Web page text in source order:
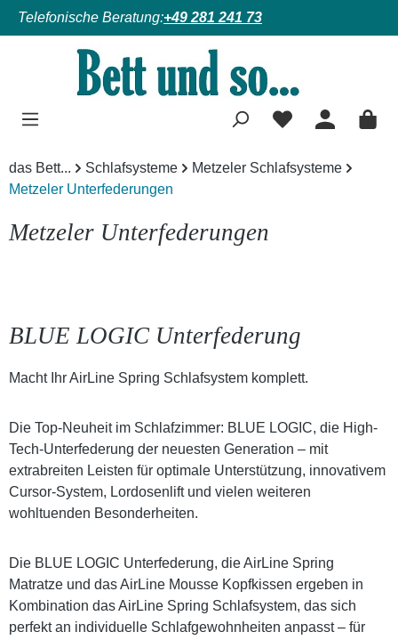
Zum Hauptinhalt springen
Telefonische Beratung:+49 281 241 73
das Bett... Schlafsysteme
Metzeler Schlafsysteme
Metzeler Unterfederungen
Metzeler Unterfederungen
BLUE LOGIC Unterfederung
Macht Ihr AirLine Spring Schlafsystem komplett.
Die Top-Neuheit im Schlafzimmer: BLUE LOGIC, die High-
Tech-Unterfederung der neuesten Generation – mit
extrabreiten Leisten für optimale Unterstützung, innovativem
Cursor-System, Lordosenlift und vielen weiteren
wohltuenden Besonderheiten.
Die BLUE LOGIC Unterfederung, die AirLine Spring
Matratze und das AirLine Mousse Kopfkissen ergeben in
Kombination das AirLine Spring Schlafsystem, das sich
perfekt an individuelle Schlafgewohnheiten anpasst – für